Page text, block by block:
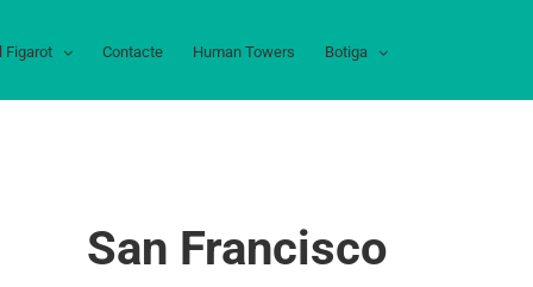
Figarot Contacte Human Towers Botiga
San Francisco